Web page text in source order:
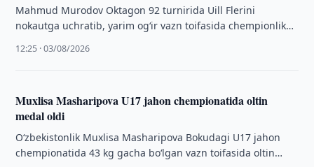
Mahmud Murodov Oktagon 92 turnirida Uill Flerini
nokautga uchratib, yarim og‘ir vazn toifasida chempionlik
12:25 · 03/08/2026
Muxlisa Masharipova U17 jahon chempionatida oltin
medal oldi
O‘zbekistonlik Muxlisa Masharipova Bokudagi U17 jahon
chempionatida 43 kg gacha bo‘lgan vazn toifasida oltin